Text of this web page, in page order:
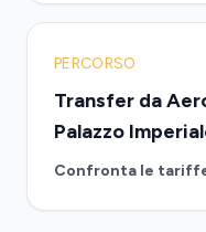
PERCORSO
Transfer da
Palazzo
Confronta le